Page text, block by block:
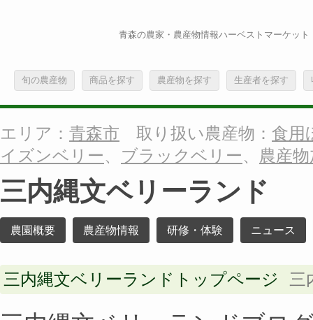
青森の農家・農産物情報ハーベストマーケット
旬の農産物 商品を探す 農産物を探す 生産者を探す
エリア： 青森市 取り扱い農産物： 食用
イズンベリー、 ブラックベリー、 農産
三内縄文ベリーランド
農園概要 農産物情報 研修・体験 ニュース
三内縄文ベリーランドトップページ 三